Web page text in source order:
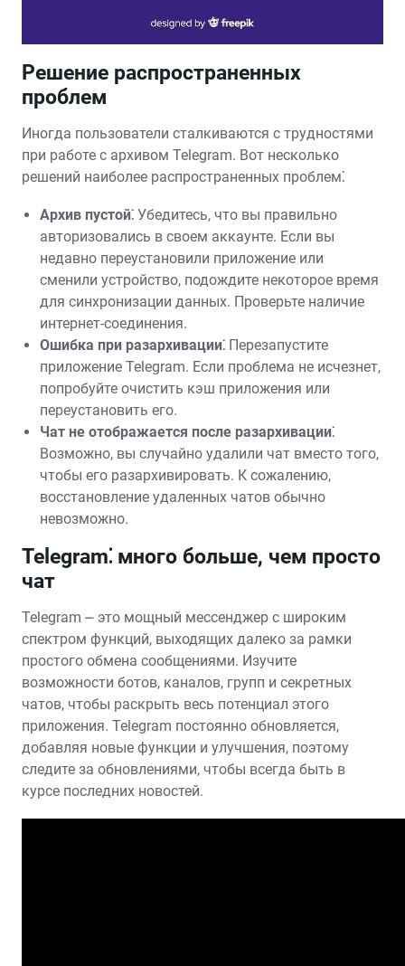
Решение распространенных
проблем
Иногда пользователи сталкиваются с трудностями
при работе с архивом Telegram. Вот несколько
решений наиболее распространенных проблем⁚
Архив пустой⁚ Убедитесь, что вы правильно
авторизовались в своем аккаунте. Если вы
недавно переустановили приложение или
сменили устройство, подождите некоторое время
для синхронизации данных. Проверьте наличие
интернет-соединения.
Ошибка при разархивации⁚ Перезапустите
приложение Telegram. Если проблема не исчезнет,
попробуйте очистить кэш приложения или
переустановить его.
Чат не отображается после разархивации⁚
Возможно, вы случайно удалили чат вместо того,
чтобы его разархивировать. К сожалению,
восстановление удаленных чатов обычно
невозможно.
Telegram⁚ много больше, чем просто
чат
Telegram ⎼ это мощный мессенджер с широким
спектром функций, выходящих далеко за рамки
простого обмена сообщениями. Изучите
возможности ботов, каналов, групп и секретных
чатов, чтобы раскрыть весь потенциал этого
приложения. Telegram постоянно обновляется,
добавляя новые функции и улучшения, поэтому
следите за обновлениями, чтобы всегда быть в
курсе последних новостей.